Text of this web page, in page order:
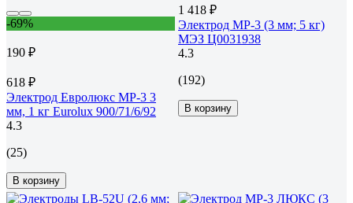
-69%
190 ₽
618 ₽
Электрод Евролюкс МР-3 3
мм, 1 кг Eurolux 900/71/6/92
4.3
(25)
В корзину
1 418 ₽
Электрод МР-3 (3 мм; 5 кг)
МЭЗ Ц0031938
4.3
(192)
В корзину